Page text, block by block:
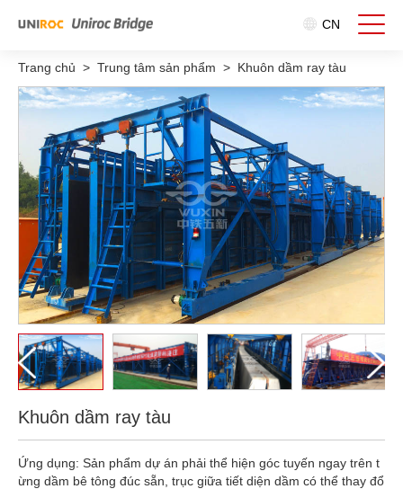
CN
Trang chủ > Trung tâm sản phẩm > Khuôn dầm ray tàu
Khuôn dầm ray tàu
Ứng dụng: Sản phẩm dự án phải thể hiện góc tuyến ngay trên t
ừng dầm bê tông đúc sẵn, trục giữa tiết diện dầm có thể thay đổ